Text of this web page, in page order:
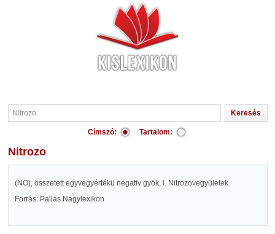
Címszó: Tartalom:
Nitrozo
(NO), összetett egyvegyértékü negativ gyök, l. Nitrozovegyületek.
Forrás: Pallas Nagylexikon